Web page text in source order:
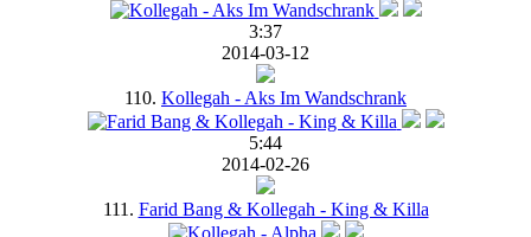
3:37
2014-03-12
110. Kollegah - Aks Im Wandschrank
5:44
2014-02-26
111. Farid Bang & Kollegah - King & Killa